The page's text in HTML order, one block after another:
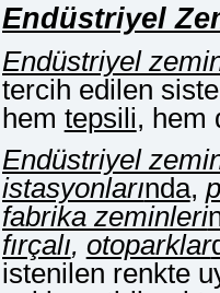
Endüstriyel
Endüstriyel
tercih edilen
hem tepsili, hem
Endüstriyel
istasyonlarında,
fabrika zeminleri
fırçalı, otoparklar
istenilen renkte